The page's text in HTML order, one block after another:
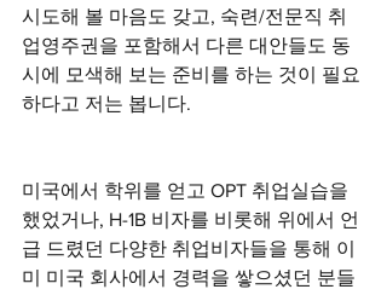
시도해 볼 마음도 갖고, 숙련/전문직 취
업영주권을 포함해서 다른 대안들도 동
시에 모색해 보는 준비를 하는 것이 필요
하다고 저는 봅니다.
미국에서 학위를 얻고 OPT 취업실습을
했었거나, H-1B 비자를 비롯해 위에서 언
급 드렸던 다양한 취업비자들을 통해 이
미 미국 회사에서 경력을 쌓으셨던 분들